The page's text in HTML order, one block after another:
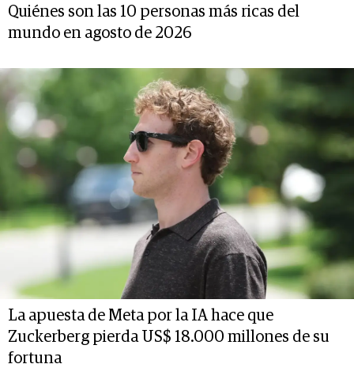
Quiénes son las 10 personas más ricas del
mundo en agosto de 2026
La apuesta de Meta por la IA hace que
Zuckerberg pierda US$ 18.000 millones de su
fortuna